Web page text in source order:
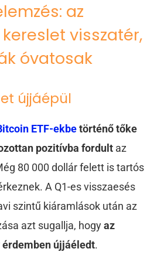
az
visszatér,
óvatosak
újjáépül
ETF-ekbetörténő tőke
pozitívba fordult az
80 000 dollár felett is tartós
A Q1-es visszaesés
szintű kiáramlások után az
azt sugallja, hogyaz
újjáéledt.